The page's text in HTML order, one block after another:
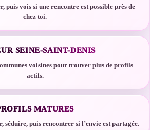
puis vois si une rencontre est possible près de
chez toi.
SEINE-SAINT-DENIS
voisines pour trouver plus de profils
actifs.
MATURES
séduire, puis rencontrer si l’envie est partagée.